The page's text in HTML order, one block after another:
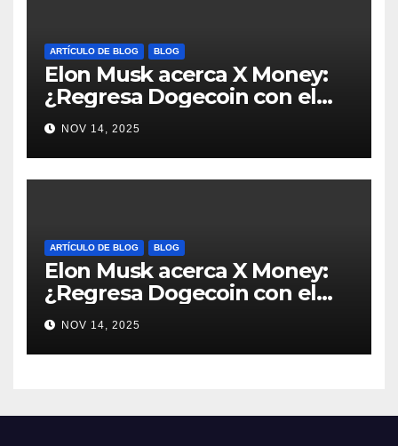
ARTÍCULO DE BLOG BLOG
Elon Musk acerca X Money:
¿Regresa Dogecoin con el
nuevo pago nativo? #Cripto
#Dogecoin
NOV 14, 2025
ARTÍCULO DE BLOG BLOG
Elon Musk acerca X Money:
¿Regresa Dogecoin con el
nuevo pago nativo? #Cripto
#Dogecoin
NOV 14, 2025